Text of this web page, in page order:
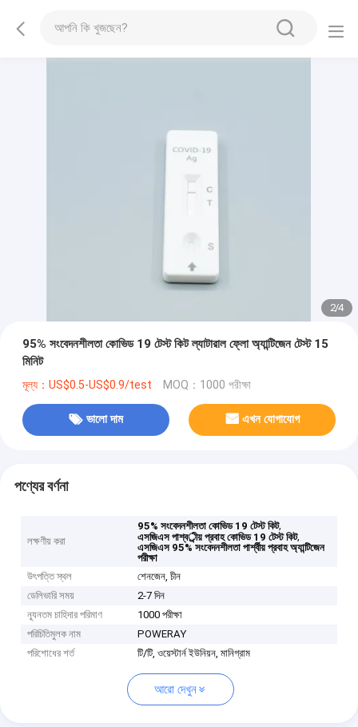
2/4
95% সংবেদনশীলতা কোভিড 19 টেস্ট কিট ল্যাটারাল ফ্লো অ্যান্টিজেন টেস্ট 15
মিনিট
মূল্য：US$0.5-US$0.9/test MOQ：1000 পরীক্ষা
ভালো দাম এখন যোগাযোগ
পণ্যের বর্ণনা
লক্ষণীয় করা
95% সংবেদনশীলতা কোভিড 19 টেস্ট কিট,
এসজিএস পাশ্বর্ীয় প্রবাহ কোভিড 19 টেস্ট কিট,
এসজিএস 95% সংবেদনশীলতা পার্শ্বীয় প্রবাহ অ্যান্টিজেন
পরীক্ষা
উৎপত্তি স্থল
শেনজেন, চীন
ডেলিভারি সময়
2-7 দিন
ন্যূনতম চাহিদার পরিমাণ
1000 পরীক্ষা
পরিচিতিমুলক নাম
POWERAY
পরিশোধের শর্ত
টি/টি, ওয়েস্টার্ন ইউনিয়ন, মানিগ্রাম
আরো দেখুন